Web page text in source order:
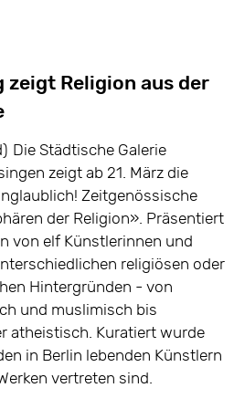
zeigt Religion aus der
Die Städtische Galerie
zeigt ab 21. März die
Zeitgenössische
der Religion». Präsentiert
von elf Künstlerinnen und
religiösen oder
Hintergründen - von
und muslimisch bis
atheistisch. Kuratiert wurde
in Berlin lebenden Künstlern
vertreten sind.